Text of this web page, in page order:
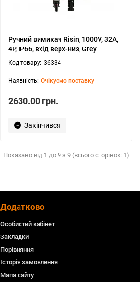
Ручний вимикач Risin, 1000V, 32A,
4P, IP66, вхід верх-низ, Grey
36334
Очікуємо поставку
2630.00 грн.
Закінчився
Показано від 1 до 9 з 9 (всього сторінок: 1)
Додатково
Особистий кабінет
Закладки
Порівняння
Історія замовлення
Мапа сайту